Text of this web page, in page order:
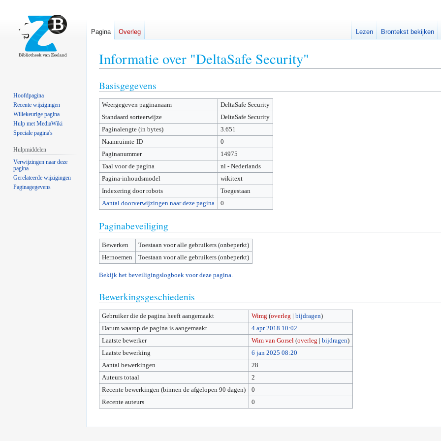
Informatie over "DeltaSafe Security"
Naar
navigatie
springen
Naar
zoeken
springen
Basisgegevens
Weergegeven paginanaam
DeltaSafe Security
Standaard sorteerwijze
DeltaSafe Security
Paginalengte (in bytes)
3.651
Naamruimte-ID
0
Paginanummer
14975
Taal voor de pagina
nl - Nederlands
Pagina-inhoudsmodel
wikitext
Indexering door robots
Toegestaan
Aantal doorverwijzingen naar deze pagina
0
Paginabeveiliging
Bewerken
Toestaan voor alle gebruikers (onbeperkt)
Hernoemen
Toestaan voor alle gebruikers (onbeperkt)
Bekijk het beveiligingslogboek voor deze pagina.
Bewerkingsgeschiedenis
Gebruiker die de pagina heeft aangemaakt Wimg (overleg |bijdragen)
Datum waarop de pagina is aangemaakt
4 apr 2018 10:02
Laatste bewerker
Wim van Gorsel (overleg |bijdragen)
Laatste bewerking
6 jan 2025 08:20
Aantal bewerkingen
28
Auteurs totaal
2
Recente bewerkingen (binnen de afgelopen 90 dagen)
0
Recente auteurs
0
Pagina Overleg Lezen Brontekst bekijken
Hoofdpagina
Recente wijzigingen
Willekeurige pagina
Hulp met MediaWiki
Speciale pagina's
Hulpmiddelen
Verwijzingen naar deze
pagina
Gerelateerde wijzigingen
Paginagegevens